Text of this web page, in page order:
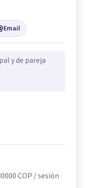
Email
y de pareja
COP / sesión